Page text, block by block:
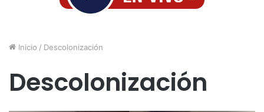
Inicio / Descolonización
Descolonización